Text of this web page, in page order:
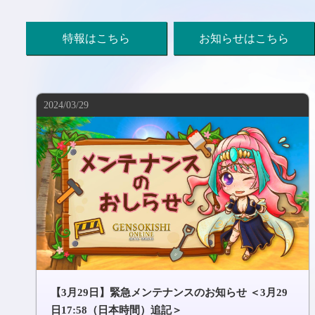
特報はこちら お知らせはこちら
2024/03/29
【3月29日】緊急メンテナンスのお知らせ ＜3月29
日17:58（日本時間）追記＞